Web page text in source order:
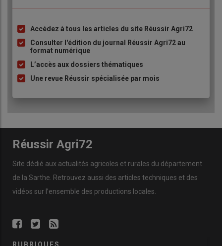
Liste
à
puce
Accédez à tous les articles du site Réussir Agri72
Consulter l'édition du journal Réussir Agri72 au
format numérique
L’accès aux dossiers thématiques
Une revue Réussir spécialisée par mois
Réussir Agri72
Site dédié aux actualités agricoles et rurales du département
de la Sarthe. Retrouvez aussi des articles techniques et des
vidéos sur l’ensemble des productions locales.
RUBRIQUES